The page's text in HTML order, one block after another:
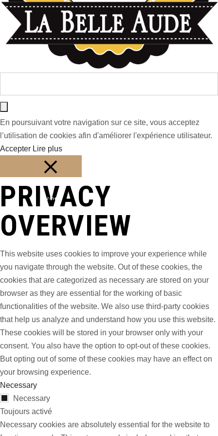
En poursuivant votre navigation sur ce site, vous acceptez
l’utilisation de cookies afin d'améliorer l'expérience utilisateur.
Accepter Lire plus
Fermer
PRIVACY
OVERVIEW
This website uses cookies to improve your experience while
you navigate through the website. Out of these cookies, the
cookies that are categorized as necessary are stored on your
browser as they are essential for the working of basic
functionalities of the website. We also use third-party cookies
that help us analyze and understand how you use this website.
These cookies will be stored in your browser only with your
consent. You also have the option to opt-out of these cookies.
But opting out of some of these cookies may have an effect on
your browsing experience.
Necessary
Necessary
Toujours activé
Necessary cookies are absolutely essential for the website to